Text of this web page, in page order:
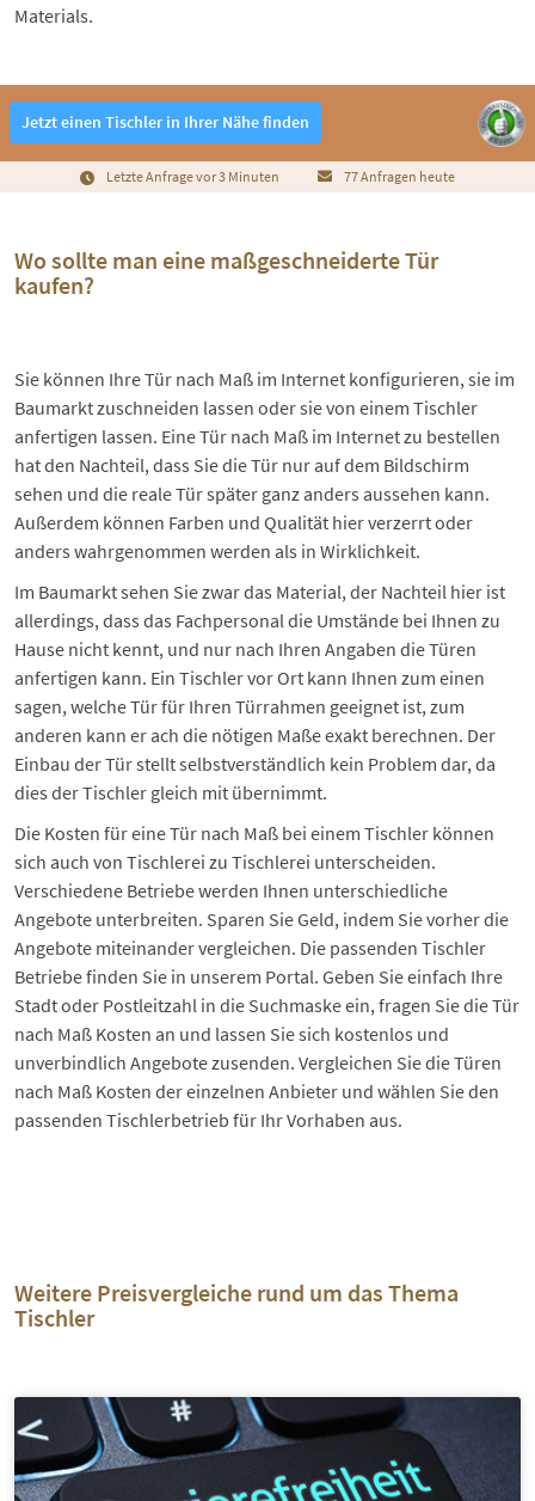
Materials.
Jetzt einen Tischler in Ihrer Nähe finden
Letzte Anfrage vor 3 Minuten 77 Anfragen heute
Wo sollte man eine maßgeschneiderte Tür
kaufen?
Sie können Ihre Tür nach Maß im Internet konfigurieren, sie im
Baumarkt zuschneiden lassen oder sie von einem Tischler
anfertigen lassen. Eine Tür nach Maß im Internet zu bestellen
hat den Nachteil, dass Sie die Tür nur auf dem Bildschirm
sehen und die reale Tür später ganz anders aussehen kann.
Außerdem können Farben und Qualität hier verzerrt oder
anders wahrgenommen werden als in Wirklichkeit.
Im Baumarkt sehen Sie zwar das Material, der Nachteil hier ist
allerdings, dass das Fachpersonal die Umstände bei Ihnen zu
Hause nicht kennt, und nur nach Ihren Angaben die Türen
anfertigen kann. Ein Tischler vor Ort kann Ihnen zum einen
sagen, welche Tür für Ihren Türrahmen geeignet ist, zum
anderen kann er ach die nötigen Maße exakt berechnen. Der
Einbau der Tür stellt selbstverständlich kein Problem dar, da
dies der Tischler gleich mit übernimmt.
Die Kosten für eine Tür nach Maß bei einem Tischler können
sich auch von Tischlerei zu Tischlerei unterscheiden.
Verschiedene Betriebe werden Ihnen unterschiedliche
Angebote unterbreiten. Sparen Sie Geld, indem Sie vorher die
Angebote miteinander vergleichen. Die passenden Tischler
Betriebe finden Sie in unserem Portal. Geben Sie einfach Ihre
Stadt oder Postleitzahl in die Suchmaske ein, fragen Sie die Tür
nach Maß Kosten an und lassen Sie sich kostenlos und
unverbindlich Angebote zusenden. Vergleichen Sie die Türen
nach Maß Kosten der einzelnen Anbieter und wählen Sie den
passenden Tischlerbetrieb für Ihr Vorhaben aus.
Weitere Preisvergleiche rund um das Thema
Tischler